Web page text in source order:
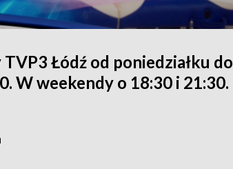
Łódź od poniedziałku do
W weekendy o 18:30 i 21:30.